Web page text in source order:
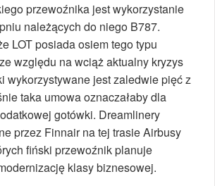
przewoźnika jest wykorzystanie
należących do niego B787.
LOT posiada osiem tego typu
względu na wciąż aktualny kryzys
wykorzystywane jest zaledwie pięć z
taka umowa oznaczałaby dla
gotówki. Dreamlinery
przez Finnair na tej trasie Airbusy
fiński przewoźnik planuje
klasy biznesowej.